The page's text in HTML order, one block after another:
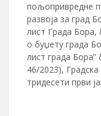
пољопривредне
развоја за град
лист Града Бора,
о буџету града
лист града
46/2023), Градска
тридесети први